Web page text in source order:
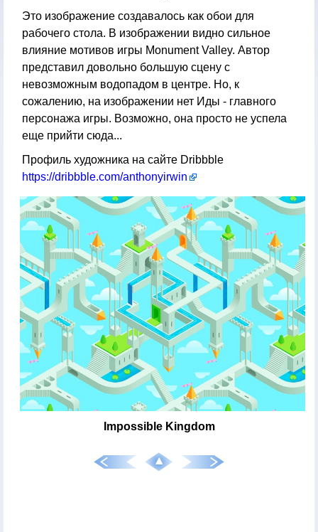
Это изображение создавалось как обои для
рабочего стола. В изображении видно сильное
влияние мотивов игры Monument Valley. Автор
представил довольно большую сцену с
невозможным водопадом в центре. Но, к
сожалению, на изображении нет Иды - главного
персонажа игры. Возможно, она просто не успела
еще прийти сюда...
Профиль художника на сайте Dribbble
https://dribbble.com/anthonyirwin
Impossible Kingdom